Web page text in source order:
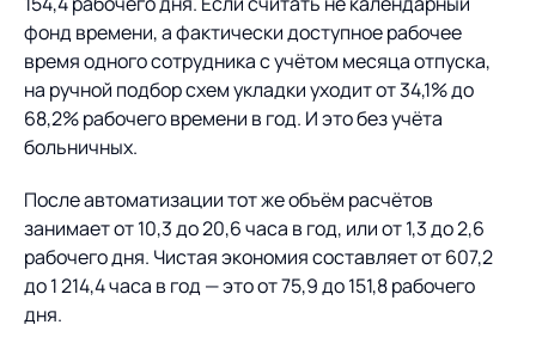
фонд времени, а фактически доступное рабочее
время одного сотрудника с учётом месяца отпуска,
на ручной подбор схем укладки уходит от 34,1% до
68,2% рабочего времени в год. И это без учёта
больничных.
После автоматизации тот же объём расчётов
занимает от 10,3 до 20,6 часа в год, или от 1,3 до 2,6
рабочего дня. Чистая экономия составляет от 607,2
до 1 214,4 часа в год — это от 75,9 до 151,8 рабочего
дня.